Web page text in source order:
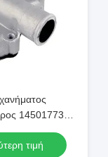
145017730
Perkins
τιμή